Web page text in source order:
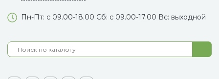
Пн-Пт: с 09.00-18.00 Сб: с 09.00-17.00 Вс: выходной